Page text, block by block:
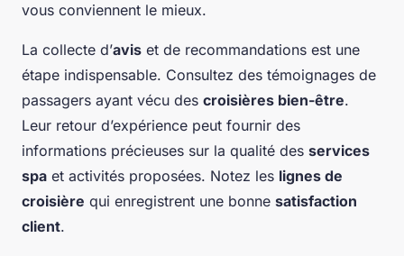
vous conviennent le mieux.
La collecte d’avis et de recommandations est une
étape indispensable. Consultez des témoignages de
passagers ayant vécu des croisières bien-être.
Leur retour d’expérience peut fournir des
informations précieuses sur la qualité des services
spa et activités proposées. Notez les lignes de
croisière qui enregistrent une bonne satisfaction
client.